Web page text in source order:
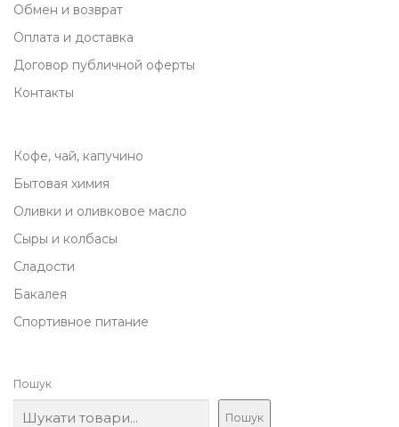
Обмен и возврат
Оплата и доставка
Договор публичной оферты
Контакты
Кофе, чай, капучино
Бытовая химия
Оливки и оливковое масло
Сыры и колбасы
Сладости
Бакалея
Спортивное питание
Пошук
Пошук